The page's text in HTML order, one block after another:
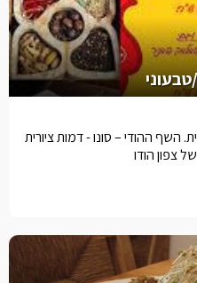
השף ההודי – סונו - דמות ציורית
צפון הודו